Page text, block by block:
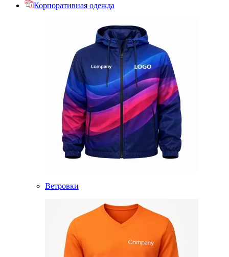
Корпоративная одежда
Ветровки